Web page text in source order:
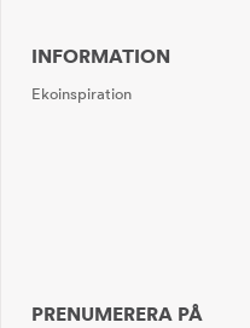
INFORMATION
Ekoinspiration
PRENUMERERA PÅ